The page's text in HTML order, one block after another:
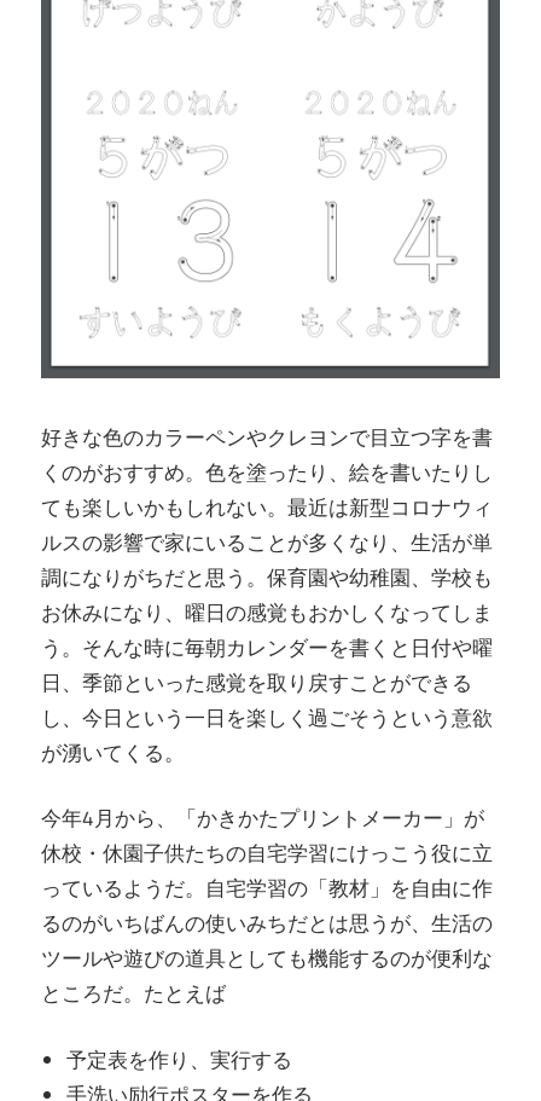
好きな色のカラーペンやクレヨンで目立つ字を書
くのがおすすめ。色を塗ったり、絵を書いたりし
ても楽しいかもしれない。最近は新型コロナウィ
ルスの影響で家にいることが多くなり、生活が単
調になりがちだと思う。保育園や幼稚園、学校も
お休みになり、曜日の感覚もおかしくなってしま
う。そんな時に毎朝カレンダーを書くと日付や曜
日、季節といった感覚を取り戻すことができる
し、今日という一日を楽しく過ごそうという意欲
が湧いてくる。
今年4月から、「かきかたプリントメーカー」が
休校・休園子供たちの自宅学習にけっこう役に立
っているようだ。自宅学習の「教材」を自由に作
るのがいちばんの使いみちだとは思うが、生活の
ツールや遊びの道具としても機能するのが便利な
ところだ。たとえば
予定表を作り、実行する
手洗い励行ポスターを作る